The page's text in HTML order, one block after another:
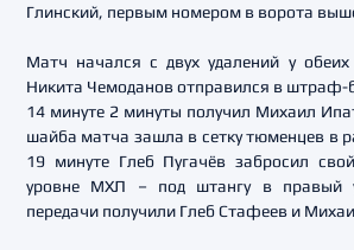
Глинский, первым номером в ворота
Матч начался с двух удалений у
Никита Чемоданов отправился в штраф-
14 минуте 2 минуты получил Михаил
шайба матча зашла в сетку тюменцев в
19 минуте Глеб Пугачёв забросил
уровне МХЛ – под штангу в правый
передачи получили Глеб Стафеев и